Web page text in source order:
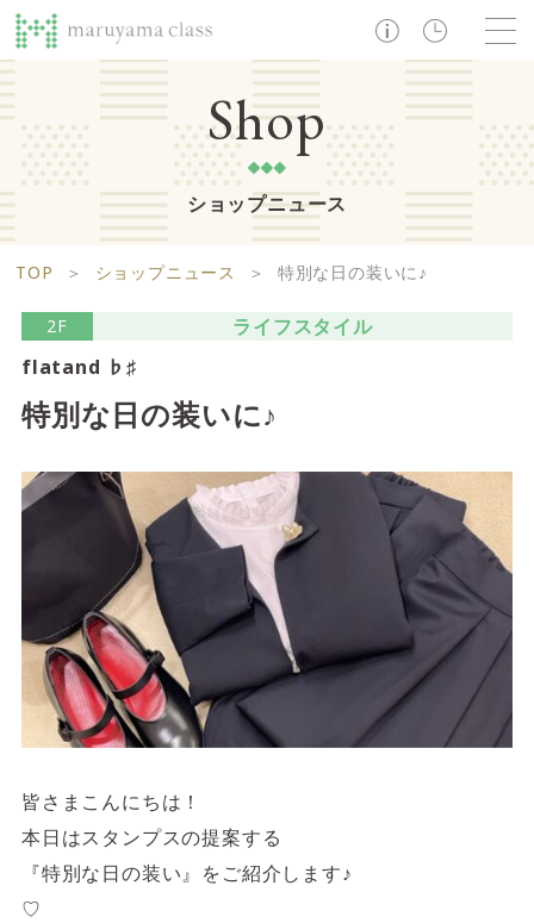
TOP
ショップ レストラン・カフェ ショップニュース
検索
マルヤマ クラスとは
木曜の市
Zooっと割
求人情報
サイトご利用にあたって
サイトマップ
Life support floor
ライフサポートフロア
営業時間 10:00 ~ 20:00
1F Food boutique floor
フードブティックフロア
営業時間 10:00 ~ 20:00
※一部店舗は営業時間が異なります。
2F Fashion & Life style floor
ファッション＆ライフスタイルフロア
営業時間 10:00 ~ 20:00
3F Service & Beauty & Restaurant
floor
Shop
ショップニュース
TOP ＞ ショップニュース ＞ 特別な日の装いに♪
2F
ライフスタイル
flatand ♭♯
特別な日の装いに♪
皆さまこんにちは！
本日はスタンプスの提案する
『特別な日の装い』をご紹介します♪
♡